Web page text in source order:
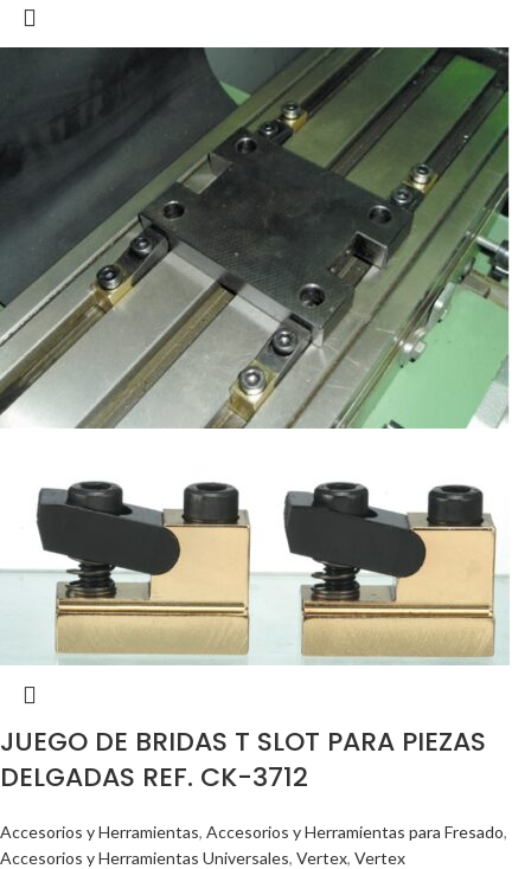
JUEGO DE BRIDAS T SLOT PARA PIEZAS
DELGADAS REF. CK-3712
Accesorios y Herramientas, Accesorios y Herramientas para Fresado,
Accesorios y Herramientas Universales, Vertex, Vertex